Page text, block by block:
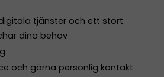
tjänster och ett stort
dina behov
och gärna personlig kontakt